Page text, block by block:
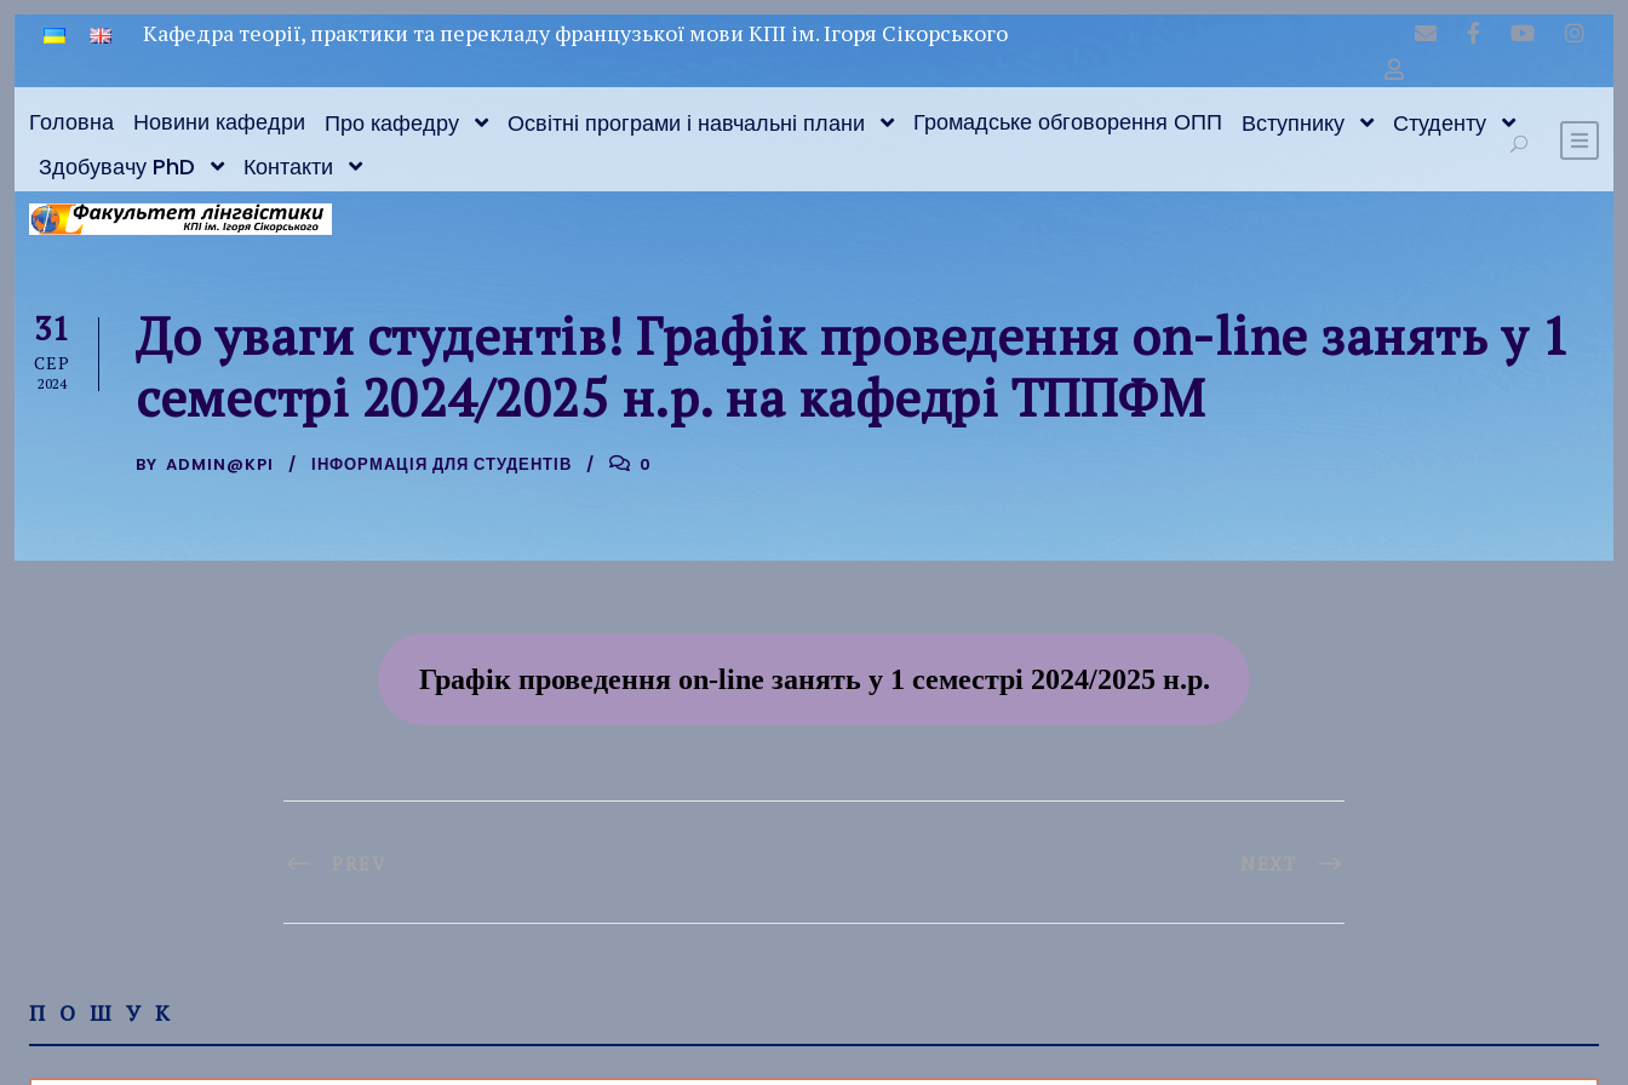
Кафедра теорії, практики та перекладу французької мови КПІ ім. Ігоря Сікорського
Головна Новини кафедри Про кафедру Освітні програми і навчальні плани Громадське обговорення ОПП Вступнику
Студенту
Здобувачу PhD
Контакти
31
СЕР
2024
До уваги студентів! Графік проведення on-line занять у 1
семестрі 2024/2025 н.р. на кафедрі ТППФМ
BY ADMIN@KPI ІНФОРМАЦІЯ ДЛЯ СТУДЕНТІВ 0
Графік проведення on-line занять у 1 семестрі 2024/2025 н.р.
ПОШУК